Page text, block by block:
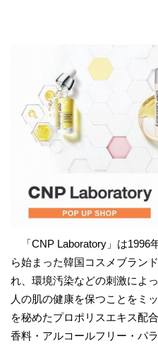
「CNP Laboratory」は1996
ら始まった韓国コスメブラン
れ、環境汚染などの刺激によ
人の肌の健康を保つことをミ
を秘めたプロポリスエキス配
香料・アルコールフリー・パ